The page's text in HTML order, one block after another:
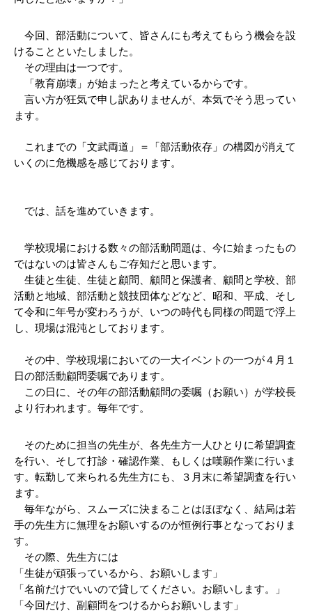
今回、部活動について、皆さんにも考えてもらう機会を設
けることといたしました。
その理由は一つです。
「教育崩壊」が始まったと考えているからです。
言い方が狂気で申し訳ありませんが、本気でそう思ってい
ます。
これまでの「文武両道」＝「部活動依存」の構図が消えて
いくのに危機感を感じております。
では、話を進めていきます。
学校現場における数々の部活動問題は、今に始まったもの
ではないのは皆さんもご存知だと思います。
生徒と生徒、生徒と顧問、顧問と保護者、顧問と学校、部
活動と地域、部活動と競技団体などなど、昭和、平成、そし
て令和に年号が変わろうが、いつの時代も同様の問題で浮上
し、現場は混沌としております。
その中、学校現場においての一大イベントの一つが４月１
日の部活動顧問委嘱であります。
この日に、その年の部活動顧問の委嘱（お願い）が学校長
より行われます。毎年です。
そのために担当の先生が、各先生方一人ひとりに希望調査
を行い、そして打診・確認作業、もしくは嘆願作業に行いま
す。転勤して来られる先生方にも、３月末に希望調査を行い
ます。
毎年ながら、スムーズに決まることはほぼなく、結局は若
手の先生方に無理をお願いするのが恒例行事となっておりま
す。
その際、先生方には
「生徒が頑張っているから、お願いします」
「名前だけでいいので貸してください。お願いします。」
「今回だけ、副顧問をつけるからお願いします」